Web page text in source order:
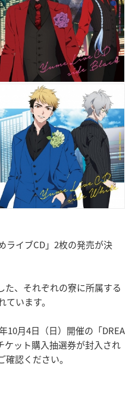
ライブCD」2枚の発売が決
た、それぞれの寮に所属する
います。
10月4日（日）開催の「DREA
ケット購入抽選券が封入され
認ください。